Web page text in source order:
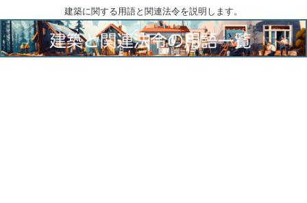
建築に関する用語と関連法令を説明します。